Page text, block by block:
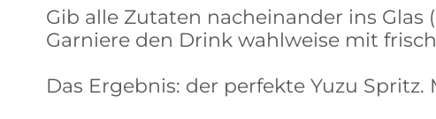
Gib alle Zutaten nacheinander ins
Garniere den Drink wahlweise mit
Das Ergebnis: der perfekte Yuzu